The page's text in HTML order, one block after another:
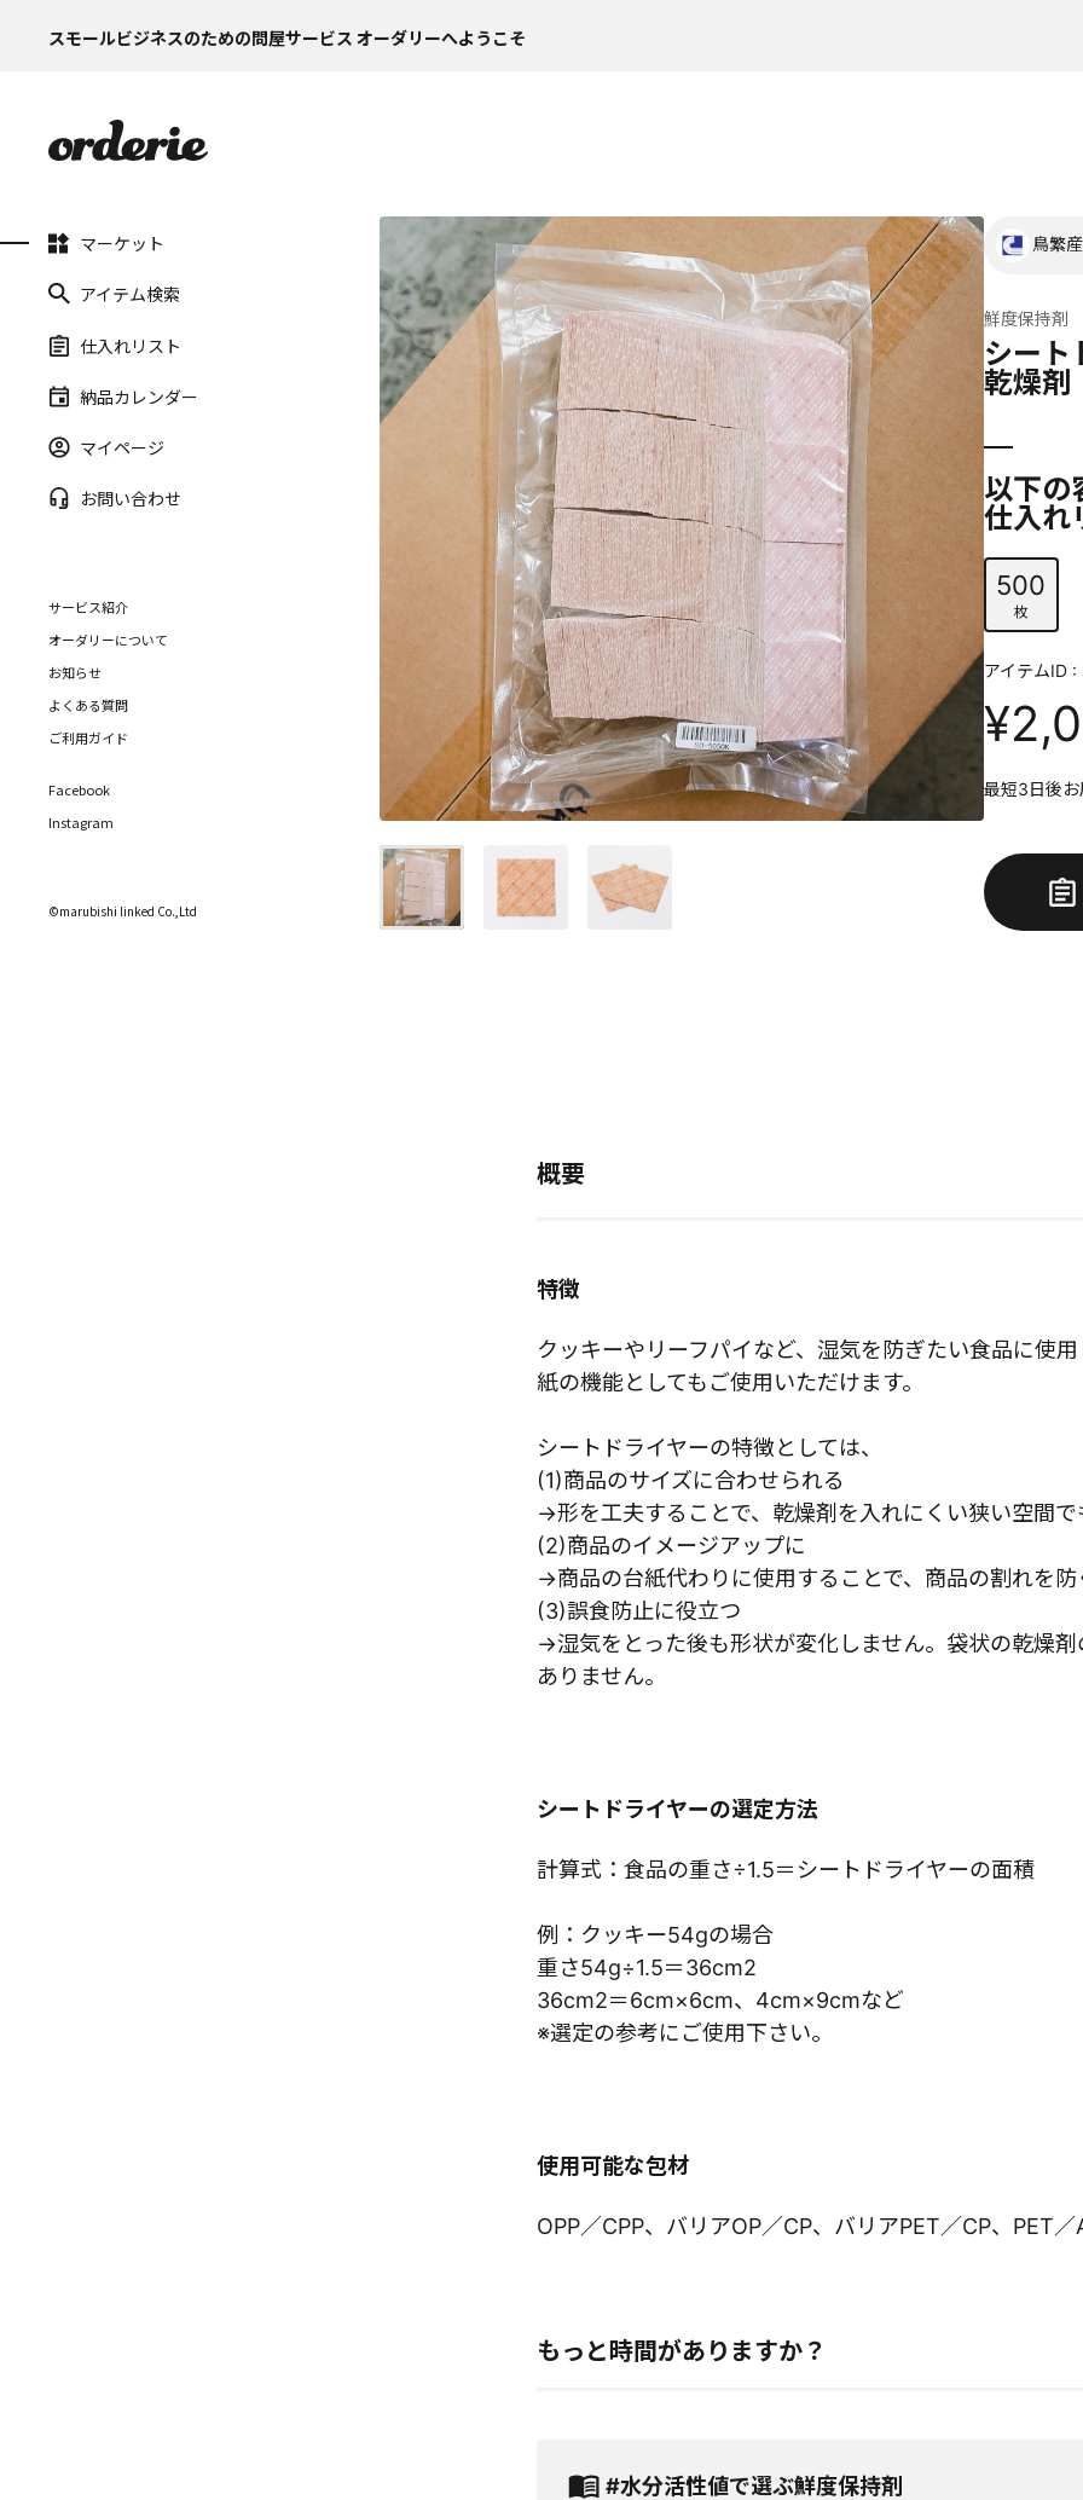
スモールビジネスのための問屋サービス オーダリーへようこそ
マーケット
アイテム検索
仕入れリスト
納品カレンダー
マイページ
お問い合わせ
サービス紹介
オーダリーについて
お知らせ
よくある質問
ご利用ガイド
Facebook
Instagram
©marubishi linked Co.,Ltd
鳥繁
鮮度保持剤
シート
乾燥剤
以下の
仕入れ
500
枚
アイテムID
最短3日後お
概要
特徴
クッキーやリーフパイなど、湿気を防ぎたい食品に使
紙の機能としてもご使用いただけます。
シートドライヤーの特徴としては、
(1)商品のサイズに合わせられる
→形を工夫することで、乾燥剤を入れにくい狭い空間で
(2)商品のイメージアップに
→商品の台紙代わりに使用することで、商品の割れを防
(3)誤食防止に役立つ
→湿気をとった後も形状が変化しません。袋状の乾燥
ありません。
シートドライヤーの選定方法
計算式：食品の重さ÷1.5＝シートドライヤーの面積
例：クッキー54gの場合
重さ54g÷1.5＝36cm2
36cm2＝6cm×6cm、4cm×9cmなど
※選定の参考にご使用下さい。
使用可能な包材
OPP／CPP、バリアOP／CP、バリアPET／CP、PET／
もっと時間がありますか？
#水分活性値で選ぶ鮮度保持剤